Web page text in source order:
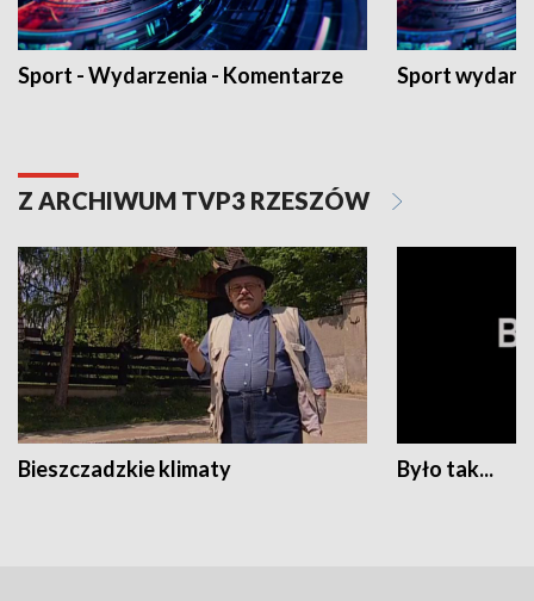
Sport - Wydarzenia - Komentarze Sport
Z ARCHIWUM TVP3 RZESZÓW
Bieszczadzkie klimaty Było tak...